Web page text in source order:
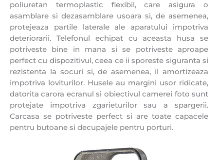
poliuretan termoplastic flexibil, care asigura o
asamblare si dezasamblare usoara si, de asemenea,
protejeaza partile laterale ale aparatului impotriva
deteriorarii. Telefonul echipat cu aceasta husa se
potriveste bine in mana si se potriveste aproape
perfect cu dispozitivul, ceea ce ii sporeste siguranta si
rezistenta la socuri si, de asemenea, il amortizeaza
impotriva loviturilor. Husele au margini usor ridicate,
datorita carora ecranul si obiectivul camerei foto sunt
protejate impotriva zgarieturilor sau a spargerii.
Carcasa se potriveste perfect si are toate capacele
pentru butoane si decupajele pentru porturi.